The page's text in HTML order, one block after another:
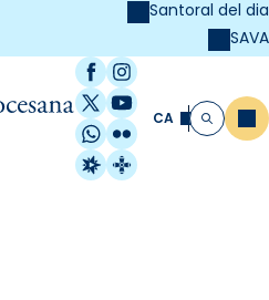
Santoral del dia
SAVA
Facebook
Instagram
X / Twitter
YouTube
WhatsApp
Flickr
Radio Estel
Catalunya
CA Cerca